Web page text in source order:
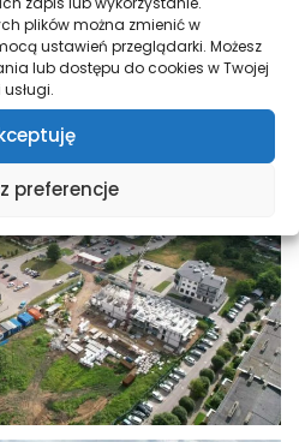
plików można zmienić w
ustawień przeglądarki. Możesz
lub dostępu do cookies w Twojej
preferencje